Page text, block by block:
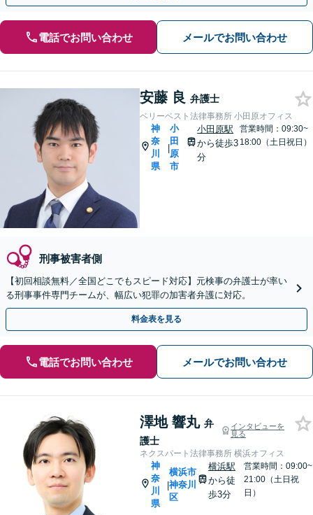
電話でお問い合わせ メールでお問い合わせ
安藤 良 弁護士
ベリーベスト法律事務所 小田原オフィス
神
奈
川
県
|
小
田
原
市
小田原駅
から徒歩3
分
営業時間：09:30~
18:00（土日祝日）
刑事被害者側
【初回相談無料／全国どこでもスピード対応】元検事の弁護士が率い
る刑事事件専門チームが、幅広い犯罪の加害者弁護に対応。
料金表を見る
電話でお問い合わせ メールでお問い合わせ
澤地 響丸 弁
護士
インタビューを
見る
ネクスパート法律事務所 横浜オフィス
神
奈
川
県
|
横浜市
神奈川
区
横浜駅
から徒
歩3分
営業時間：09:00~
21:00（土日祝
日）